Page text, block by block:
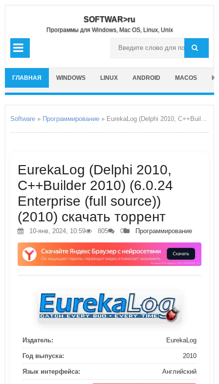
SOFTWAR>ru
Программы для Windows, Mac OS, Linux, Unix
ГЛАВНАЯ WINDOWS LINUX ANDROID MACOS
Software » Программирование » EurekaLog (Delphi 2010, C++Builder 2010)
EurekaLog (Delphi 2010,
C++Builder 2010) (6.0.24
Enterprise (full source))
(2010) скачать торрент
10-янв, 2024, 10:59 805 0 Программирование
Издатель: EurekaLog
Год выпуска: 2010
Язык интерфейса: Английский